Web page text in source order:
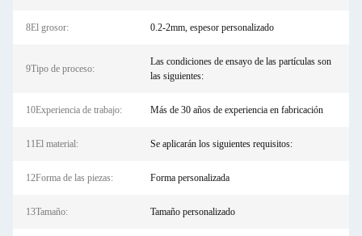
8El grosor: 0.2-2mm, espesor personalizado
9Tipo de proceso:
Las condiciones de ensayo de las partículas son
las siguientes:
10Experiencia de trabajo: Más de 30 años de experiencia en fabricación
11El material: Se aplicarán los siguientes requisitos:
12Forma de las piezas: Forma personalizada
13Tamaño: Tamaño personalizado